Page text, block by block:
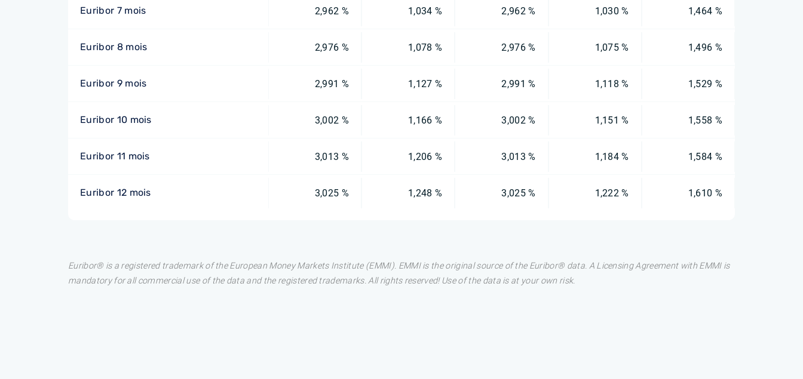
Euribor 7 mois 2,962 % 1,034 % 2,962 % 1,030 % 1,464 %
Euribor 8 mois 2,976 % 1,078 % 2,976 % 1,075 % 1,496 %
Euribor 9 mois 2,991 % 1,127 % 2,991 % 1,118 % 1,529 %
Euribor 10 mois 3,002 % 1,166 % 3,002 % 1,151 % 1,558 %
Euribor 11 mois 3,013 % 1,206 % 3,013 % 1,184 % 1,584 %
Euribor 12 mois 3,025 % 1,248 % 3,025 % 1,222 % 1,610 %
Euribor® is a registered trademark of the European Money Markets Institute (EMMI). EMMI is the original source of the Euribor® data. A Licensing Agreement with EMMI is
mandatory for all commercial use of the data and the registered trademarks. All rights reserved! Use of the data is at your own risk.